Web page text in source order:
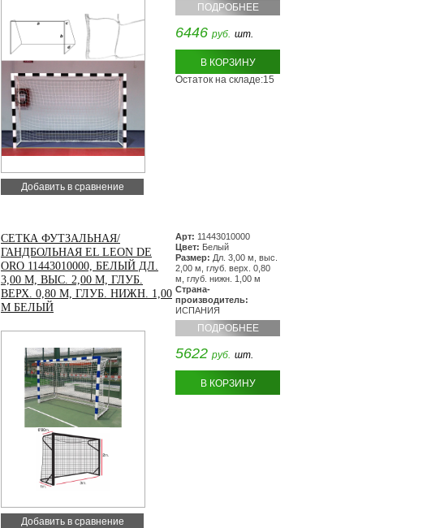
Добавить в сравнение
ПОДРОБНЕЕ
6446 руб. шт.
В КОРЗИНУ
Остаток на складе:15
СЕТКА ФУТЗАЛЬНАЯ/
ГАНДБОЛЬНАЯ EL LEON DE
ORO 11443010000, БЕЛЫЙ ДЛ.
3,00 М, ВЫС. 2,00 М, ГЛУБ.
ВЕРХ. 0,80 М, ГЛУБ. НИЖН. 1,00
М БЕЛЫЙ
Добавить в сравнение
Арт: 11443010000
Цвет: Белый
Размер: Дл. 3,00 м, выс.
2,00 м, глуб. верх. 0,80
м, глуб. нижн. 1,00 м
Страна-
производитель:
ИСПАНИЯ
ПОДРОБНЕЕ
5622 руб. шт.
В КОРЗИНУ